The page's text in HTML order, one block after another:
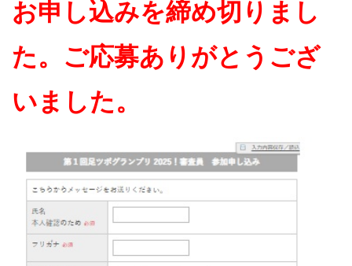
お申し込みを締め切りまし
た。ご応募ありがとうござ
いました。